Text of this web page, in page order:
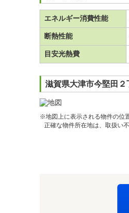
エネルギー消費性能
断熱性能
目安光熱費
滋賀県大津市今堅田２
※地図上に表示される物件の位
正確な物件所在地は、取扱い